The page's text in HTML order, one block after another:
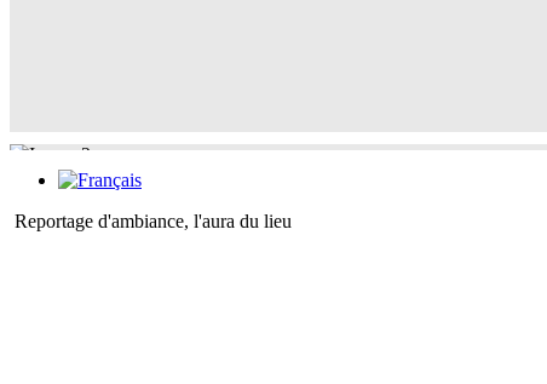
Reportage d'ambiance, l'aura du lieu